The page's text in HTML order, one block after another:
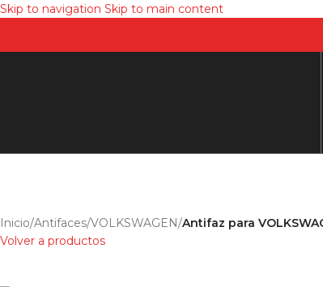
Skip to navigation Skip to main content
Inicio/Antifaces/VOLKSWAGEN/Antifaz para
Volver a productos